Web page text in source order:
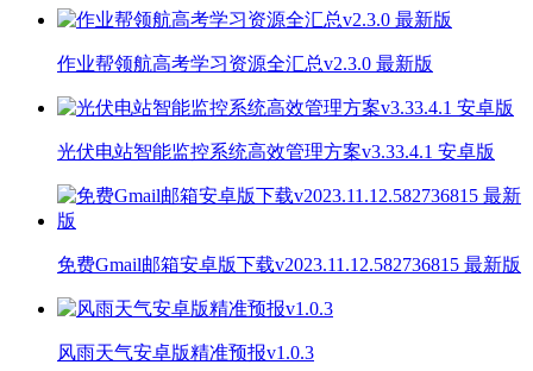
作业帮领航高考学习资源全汇总v2.3.0 最新版
光伏电站智能监控系统高效管理方案v3.33.4.1 安卓版
免费Gmail邮箱安卓版下载v2023.11.12.582736815 最新版
风雨天气安卓版精准预报v1.0.3